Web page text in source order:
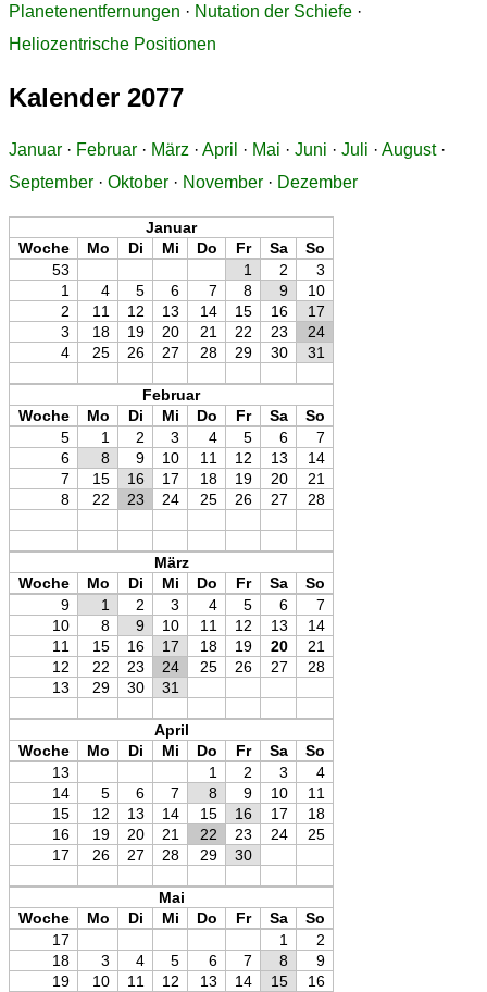
Planetenentfernungen · Nutation der Schiefe ·
Heliozentrische Positionen
Kalender 2077
Januar · Februar · März · April · Mai · Juni · Juli · August·
September · Oktober · November · Dezember
Januar
Woche
Mo Di Mi Do Fr Sa
So
53
1 2
3
1
4 5 6 7 8 9
10
2
11 12 13 14 15 16
17
3
18 19 20 21 22 23
24
4
25 26 27 28 29 30 31
Februar
Woche
Mo Di Mi Do Fr Sa
So
5
1 2 3 4 5 6
7
6
8 9 10 11 12 13
14
7
15 16 17 18 19 20
21
8
22 23 24 25 26 27 28
März
Woche
Mo Di Mi Do Fr Sa
So
9
1 2 3 4 5 6
7
10
8 9 10 11 12 13
14
11
15 16 17 18 19 20
21
12
22 23 24 25 26 27
28
13
29 30 31
April
Woche
Mo Di Mi Do Fr Sa
So
13
1 2 3
4
14
5 6 7 8 9 10
11
15
12 13 14 15 16 17
18
16
19 20 21 22 23 24
25
17
26 27 28 29 30
Mai
Woche
Mo Di Mi Do Fr Sa
So
17
1
2
18
3 4 5 6 7 8
9
19
10 11 12 13 14 15
16